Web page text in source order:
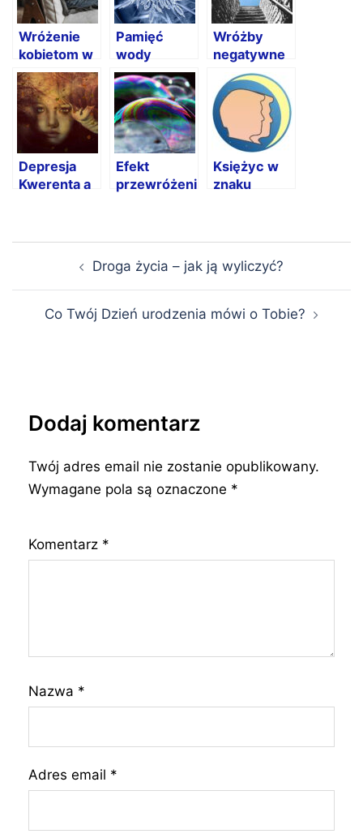
Wróżenie
kobietom w
ciąży
Pamięć
wody
Wróżby
negatywne
nie muszą
się
sprawdzać!
Depresja
Kwerenta a
Efekt
przewróżenia
Księżyc w
znaku
Droga życia – jak ją wyliczyć?
Co Twój Dzień urodzenia mówi o Tobie?
Dodaj komentarz
Twój adres email nie zostanie opublikowany.
Wymagane pola są oznaczone *
Komentarz *
Nazwa *
Adres email *